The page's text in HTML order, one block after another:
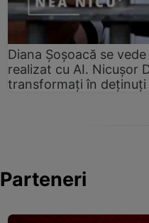
Diana Șoșoacă se
realizat cu AI. Nicușor
transformați în deținuți
Parteneri